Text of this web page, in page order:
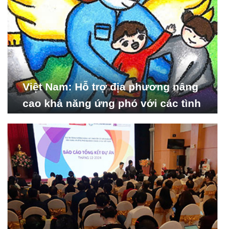
Việt Nam: Hỗ trợ địa phương nâng
cao khả năng ứng phó với các tình